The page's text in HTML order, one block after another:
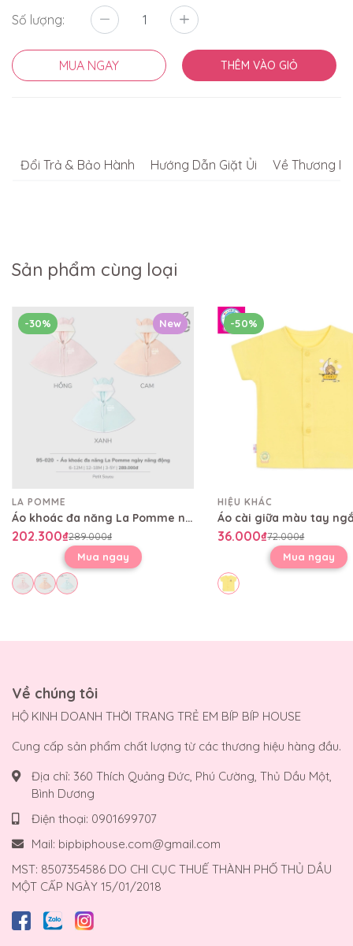
Số lượng:
MUA NGAY THÊM VÀO GIỎ
Đổi Trả & Bảo Hành Hướng Dẫn Giặt Ủi Về Thương
Sản phẩm cùng loại
New
-30%
LA POMME
Áo khoác đa năng La Pomme ngày năng động
202.300₫289.000₫
Mua ngay
-50%
HIỆU KHÁC
36.000₫72.000₫
Mua ngay
Về chúng tôi
HỘ KINH DOANH THỜI TRANG TRẺ EM BÍP BÍP HOUSE
Cung cấp sản phẩm chất lượng từ các thương hiệu hàng đầu.
Địa chỉ: 360 Thích Quảng Đức, Phú Cường, Thủ Dầu Một,
Bình Dương
Điện thoại: 0901699707
Mail: bipbiphouse.com@gmail.com
MST: 8507354586 DO CHI CỤC THUẾ THÀNH PHỐ THỦ DẦU
MỘT CẤP NGÀY 15/01/2018